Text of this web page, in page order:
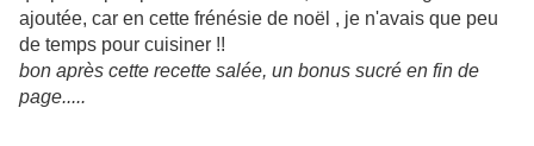
ajoutée, car en cette frénésie de noël , je n'avais que peu
de temps pour cuisiner !!
bon après cette recette salée, un bonus sucré en fin de
page.....